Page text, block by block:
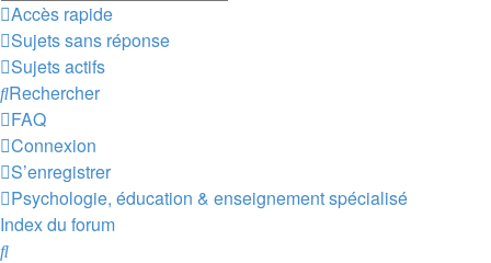
Accès rapide
Sujets sans réponse
Sujets actifs
Rechercher
FAQ
Connexion
S’enregistrer
Psychologie, éducation & enseignement spécialisé
Index du forum
Rechercher